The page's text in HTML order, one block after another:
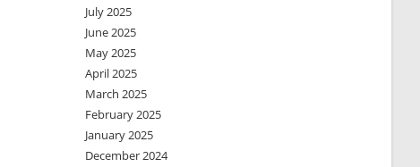
July 2025
June 2025
May 2025
April 2025
March 2025
February 2025
January 2025
December 2024